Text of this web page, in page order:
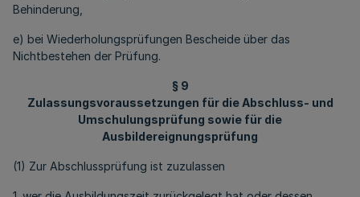
Behinderung,
e) bei Wiederholungsprüfungen Bescheide über das
Nichtbestehen der Prüfung.
§ 9
Zulassungsvoraussetzungen für die Abschluss- und
Umschulungsprüfung sowie für die
Ausbildereignungsprüfung
(1) Zur Abschlussprüfung ist zuzulassen